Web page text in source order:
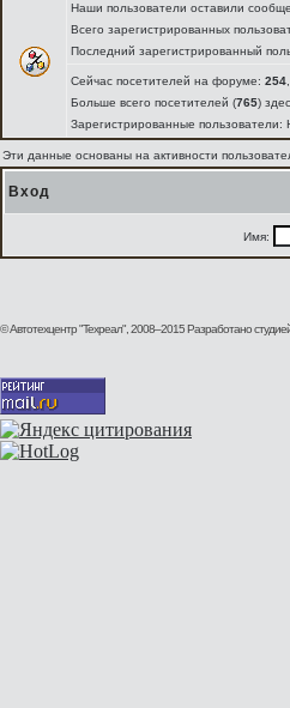
Наши пользователи оставили
Всего зарегистрированных
Последний зарегистрированный
Сейчас посетителей на форуме: 254
Больше всего посетителей (765)
Зарегистрированные пользователи:
Эти данные основаны на активности
Вход
Имя:
© Автотехцентр "Техреал", 2008–2015Разработано